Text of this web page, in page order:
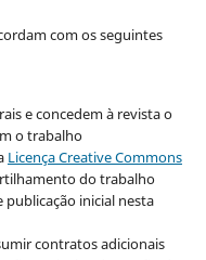
com os seguintes
e concedem à revista o
o trabalho
Licença Creative Commons
do trabalho
inicial nesta
contratos adicionais